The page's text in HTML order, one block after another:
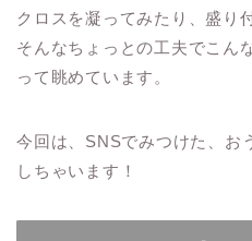
クロスを凝ってみたり、盛り
そんなちょっとの工夫でこん
って眺めています。
今回は、SNSでみつけた、お
しちゃいます！